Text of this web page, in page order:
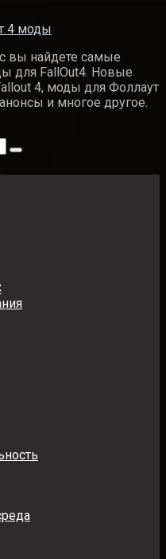
4 моды
вы найдете самые
для FallOut4. Новые
4, моды для Фоллаут
и многое другое.